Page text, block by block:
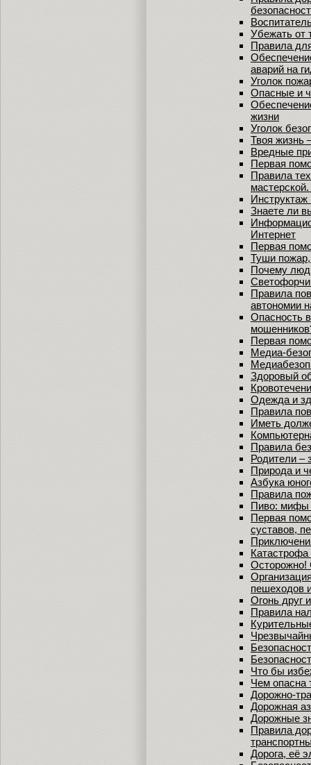
Убежать от
Правила
аварий на
Уголок
Опасные и
жизни
Уголок
Твоя жизнь
Вредные
Первая
Правила
Инструктаж
Знаете ли
Интернет
Первая
Туши
Почему
Правила
автономии
Опасность
Первая
Медиа-
Здоровый
Одежда и
Правила
Иметь
Правила
Родители –
Природа и
Азбука
Правила
Пиво: мифы
Первая
суставов,
Катастрофа
Осторожно!
пешеходов
Огонь друг
Правила
Что бы
Чем опасна
Дорожно-
Дорожная
Дорожные
Правила
Дорога, её